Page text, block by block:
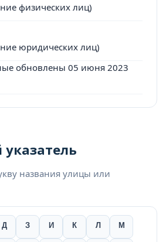
физических лиц)
юридических лиц)
обновлены 05 июня 2023
названия улицы или
Д З И К Л М